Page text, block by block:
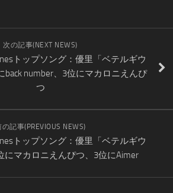
次の記事(NEXT NEWS)
トップソング：優里「ベテルギウ
back number、3位にマカロニえんぴ
つ
の記事(PREVIOUS NEWS)
トップソング：優里「ベテルギウ
にマカロニえんぴつ、3位にAimer